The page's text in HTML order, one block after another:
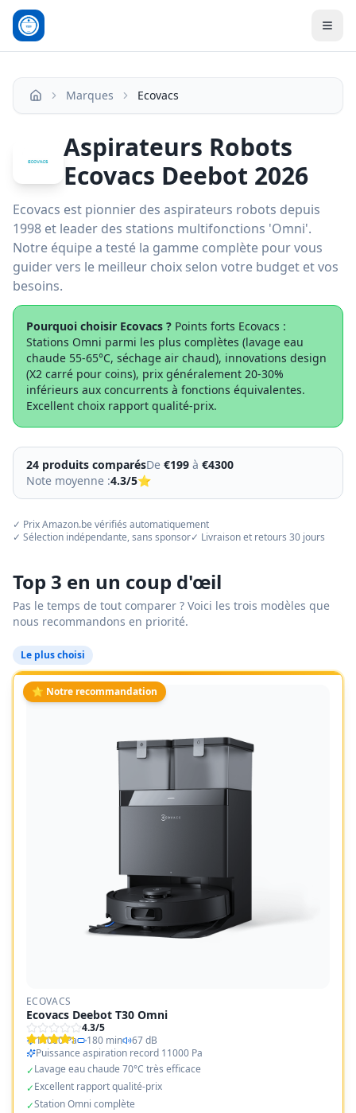
Accueil Marques Ecovacs
Aspirateurs Robots
Ecovacs Deebot 2026
Ecovacs est pionnier des aspirateurs robots depuis
1998 et leader des stations multifonctions 'Omni'.
Notre équipe a testé la gamme complète pour vous
guider vers le meilleur choix selon votre budget et vos
besoins.
Pourquoi choisir Ecovacs ? Points forts Ecovacs :
Stations Omni parmi les plus complètes (lavage eau
chaude 55-65°C, séchage air chaud), innovations design
(X2 carré pour coins), prix généralement 20-30%
inférieurs aux concurrents à fonctions équivalentes.
Excellent choix rapport qualité-prix.
24 produits comparésDe €199 à €4300
Note moyenne :4.3/5⭐
✓ Prix Amazon.be vérifiés automatiquement
✓ Sélection indépendante, sans sponsor✓ Livraison et retours 30 jours
Top 3 en un coup d'œil
Pas le temps de tout comparer ? Voici les trois modèles que
nous recommandons en priorité.
Le plus choisi
⭐ Notre recommandation
ECOVACS
Ecovacs Deebot T30 Omni
4.3/5
11000 Pa
180 min
67 dB
Puissance aspiration record 11000 Pa
✓Lavage eau chaude 70°C très efficace
✓Excellent rapport qualité-prix
✓Station Omni complète